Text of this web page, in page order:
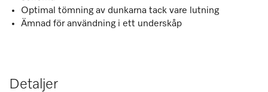
Optimal tömning av dunkarna tack vare lutning
Ämnad för användning i ett underskåp
Detaljer